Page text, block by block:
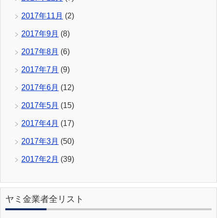
2017年11月 (2)
2017年9月 (8)
2017年8月 (6)
2017年7月 (9)
2017年6月 (12)
2017年5月 (15)
2017年4月 (17)
2017年3月 (50)
2017年2月 (39)
ヤミ金業者全リスト